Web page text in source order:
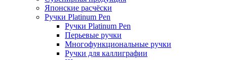
Японские расчёски
Ручки Platinum Pen
Ручки Platinum Pen
Перьевые ручки
Многофункциональные ручки
Ручки для каллиграфии